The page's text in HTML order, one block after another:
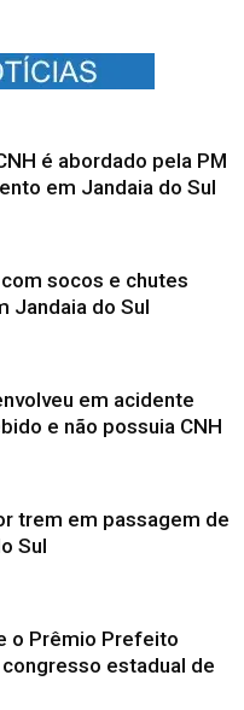
é abordado pela PM
em Jandaia do Sul
socos e chutes
Jandaia do Sul
em acidente
e não possuia CNH
trem em passagem de
Sul
o Prêmio Prefeito
estadual de